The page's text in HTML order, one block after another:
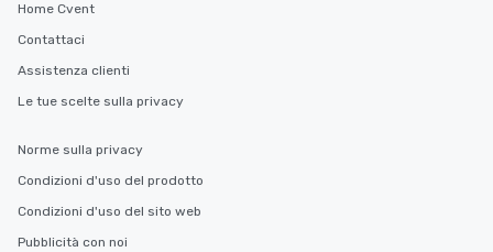
Home Cvent
Contattaci
Assistenza clienti
Le tue scelte sulla privacy
Norme sulla privacy
Condizioni d'uso del prodotto
Condizioni d'uso del sito web
Pubblicità con noi